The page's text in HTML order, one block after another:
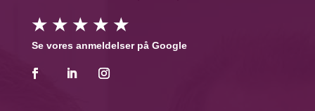
★ ★ ★ ★ ★
Se vores anmeldelser på Google